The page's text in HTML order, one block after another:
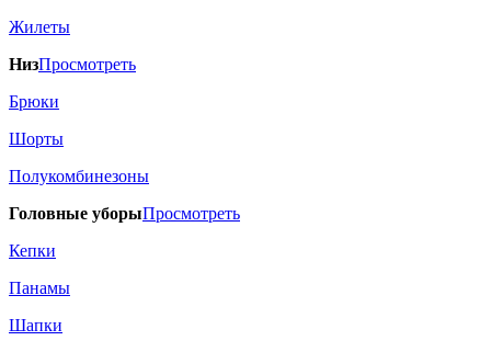
Жилеты
НизПросмотреть
Брюки
Шорты
Полукомбинезоны
Головные уборыПросмотреть
Кепки
Панамы
Шапки